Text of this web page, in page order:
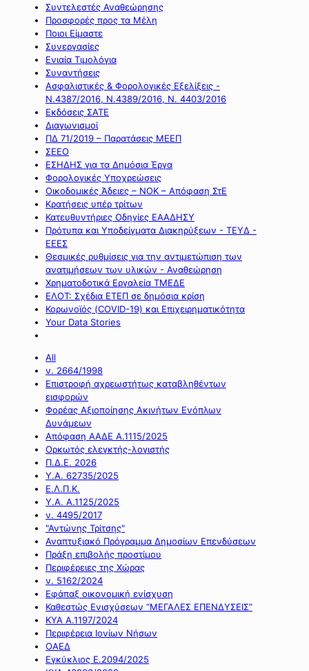
Συντελεστές Αναθεώρησης
Προσφορές προς τα Μέλη
Ποιοι Είμαστε
Συνεργασίες
Ενιαία Τιμολόγια
Συναντήσεις
Ασφαλιστικές & Φορολογικές Εξελίξεις -
Ν.4387/2016, Ν.4389/2016, Ν. 4403/2016
Εκδόσεις ΣΑΤΕ
Διαγωνισμοί
ΠΔ 71/2019 – Παρατάσεις ΜΕΕΠ
ΣΕΕΟ
ΕΣΗΔΗΣ για τα Δημόσια Έργα
Φορολογικές Υποχρεώσεις
Οικοδομικές Άδειες – ΝΟΚ – Απόφαση ΣτΕ
Κρατήσεις υπέρ τρίτων
Κατευθυντήριες Οδηγίες ΕΑΑΔΗΣΥ
Πρότυπα και Υποδείγματα Διακηρύξεων - ΤΕΥΔ -
ΕΕΕΣ
Θεσμικές ρυθμίσεις για την αντιμετώπιση των
ανατιμήσεων των υλικών - Αναθεώρηση
Χρηματοδοτικά Εργαλεία ΤΜΕΔΕ
ΕΛΟΤ: Σχέδια ΕΤΕΠ σε δημόσια κρίση
Κορωνοϊός (COVID-19) και Επιχειρηματικότητα
Your Data Stories
All
ν. 2664/1998
Επιστροφή αχρεωστήτως καταβληθέντων
εισφορών
Φορέας Αξιοποίησης Ακινήτων Ενόπλων
Δυνάμεων
Απόφαση ΑΑΔΕ Α.1115/2025
Ορκωτός ελεγκτής-λογιστής
Π.Δ.Ε. 2026
Υ.Α. 62735/2025
Ε.Λ.Π.Κ.
Υ.Α. Α.1125/2025
ν. 4495/2017
"Αντώνης Τρίτσης"
Αναπτυξιακό Πρόγραμμα Δημοσίων Επενδύσεων
Πράξη επιβολής προστίμου
Περιφέρειες της Χώρας
ν. 5162/2024
Εφάπαξ οικονομική ενίσχυση
Καθεστώς Ενισχύσεων “ΜΕΓΑΛΕΣ ΕΠΕΝΔΥΣΕΙΣ”
ΚΥΑ Α.1197/2024
Περιφέρεια Ιονίων Νήσων
ΟΑΕΔ
Εγκύκλιος Ε.2094/2025